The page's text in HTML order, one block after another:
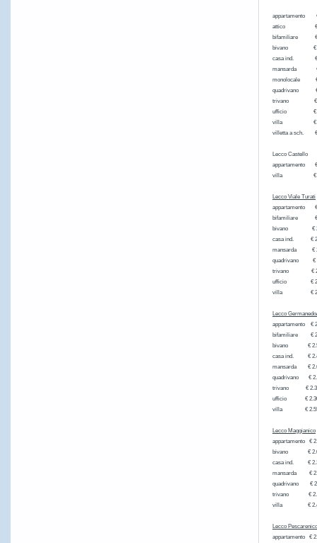
attico
bivano €
casa ind.
trivano €
ufficio €
villa €
villetta
Lecco Castello
villa €
Lecco Viale Turati
bifamiliare €
bivano €
casa ind.
mansarda
trivano €
ufficio €
villa €
Lecco
bifamiliare €
bivano €
casa ind.
mansarda €
quadrivano €
trivano €
ufficio €
villa €
Lecco Maggianico
bivano €
casa ind.
mansarda €
quadrivano €
trivano €
villa €
Lecco Pescarenico